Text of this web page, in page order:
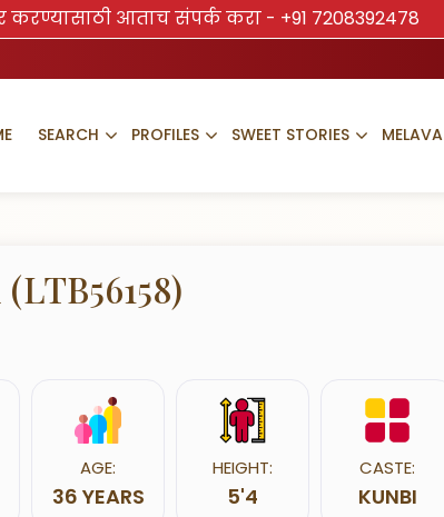
करण्यासाठी आताच संपर्क करा - +91 7208392478
SEARCH PROFILES SWEET STORIES MELAVA
AGE:
36 YEARS
HEIGHT:
5'4
CASTE:
KUNBI